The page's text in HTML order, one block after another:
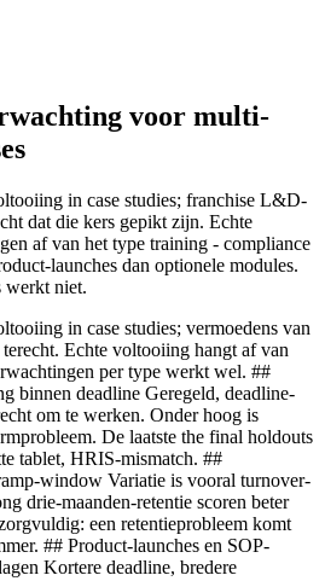
voor multi-
in case studies; franchise L&D-
dat die kers gepikt zijn. Echte
af van het type training - compliance
launches dan optionele modules.
werkt niet.
in case studies; vermoedens van
Echte voltooiing hangt af van
per type werkt wel. ##
binnen deadline Geregeld, deadline-
om te werken. Onder hoog is
De laatste the final holdouts
tablet, HRIS-mismatch. ##
window Variatie is vooral turnover-
drie-maanden-retentie scoren beter
een retentieprobleem komt
## Product-launches en SOP-
Kortere deadline, bredere